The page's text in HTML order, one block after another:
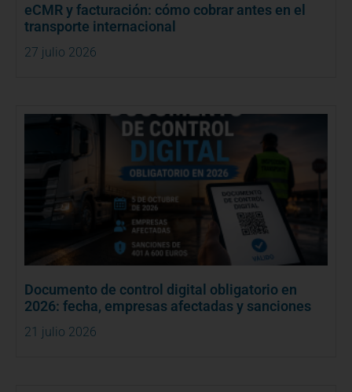
eCMR y facturación: cómo cobrar antes en el
transporte internacional
27 julio 2026
Documento de control digital obligatorio en
2026: fecha, empresas afectadas y sanciones
21 julio 2026